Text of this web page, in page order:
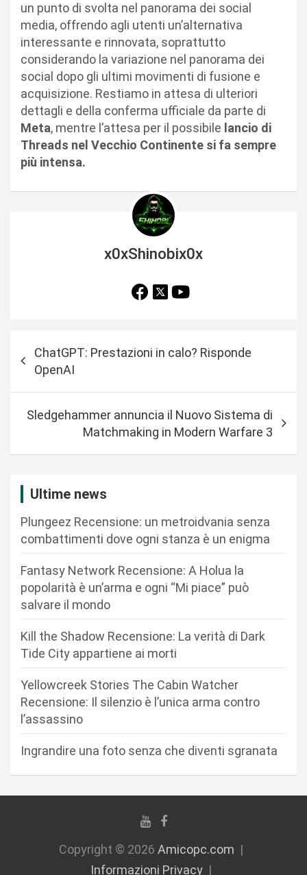
un punto di svolta nel panorama dei social
media, offrendo agli utenti un’alternativa
interessante e rinnovata, soprattutto
considerando la variazione nel panorama dei
social dopo gli ultimi movimenti di fusione e
acquisizione. Restiamo in attesa di ulteriori
dettagli e della conferma ufficiale da parte di
Meta, mentre l’attesa per il possibile lancio di
Threads nel Vecchio Continente si fa sempre
più intensa.
x0xShinobix0x
a
ChatGPT: Prestazioni in calo? Risponde
OpenAI
Sledgehammer annuncia il Nuovo Sistema di
Matchmaking in Modern Warfare 3
Ultime news
Plungeez Recensione: un metroidvania senza
combattimenti dove ogni stanza è un enigma
Fantasy Network Recensione: A Holua la
popolarità è un’arma e ogni “Mi piace” può
salvare il mondo
Kill the Shadow Recensione: La verità di Dark
Tide City appartiene ai morti
Yellowcreek Stories The Cabin Watcher
Recensione: Il silenzio è l’unica arma contro
l’assassino
Ingrandire una foto senza che diventi sgranata
Copyright © 2026 Amicopc.com
Informazioni Privacy